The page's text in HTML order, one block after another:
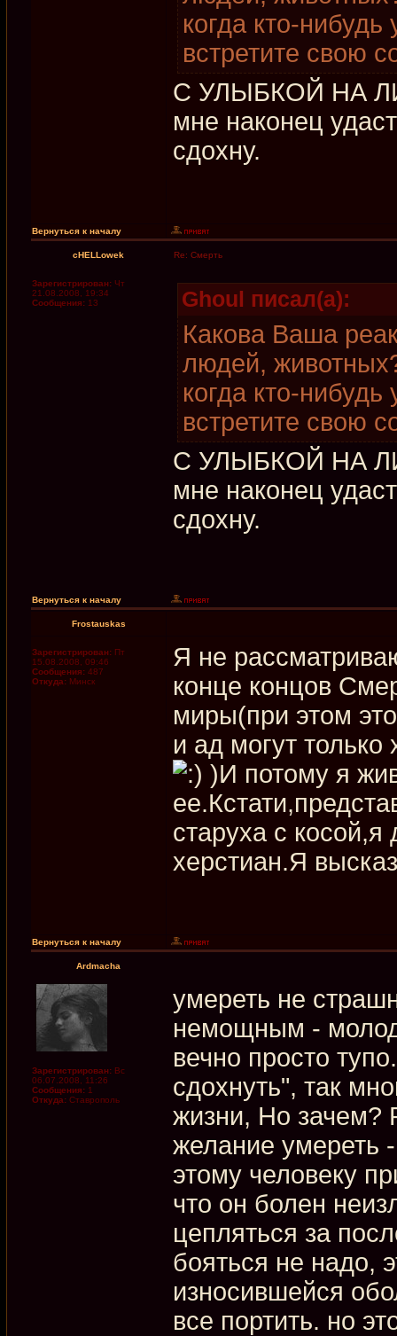
когда кто-
встретите свою
С УЛЫБКОЙ НА
мне наконец
сдохну.
Вернуться к началу
cHELLowek Re: Смерть
Зарегистрирован: Чт
21.08.2008, 19:34
Сообщения: 13 Ghoul писал(а):
Какова Ваша
людей,
когда кто-
встретите свою
С УЛЫБКОЙ НА
мне наконец
сдохну.
Вернуться к началу
Frostauskas
Зарегистрирован: Пт
15.08.2008, 09:46
Сообщения: 487
Откуда: Минск
Я не
конце концов
миры(при этом
и ад могут
)И потому я
старуха с
херстиан.Я
Вернуться к началу
Ardmacha
Зарегистрирован: Вс
06.07.2008, 11:26
Сообщения: 1
Откуда: Ставрополь
умереть не
немощным -
вечно просто
сдохнуть", так
жизни, Но зачем?
желание умереть
этому человеку
что он болен
цепляться за
бояться не надо,
износившейся
все портить. но